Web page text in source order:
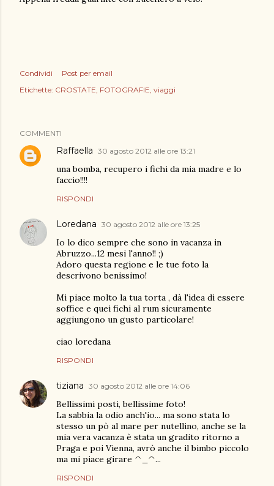
Condividi
Post per email
Etichette: CROSTATE FOTOGRAFIE viaggi
COMMENTI
Raffaella 30 agosto 2012 alle ore 13:21
una bomba, recupero i fichi da mia madre e lo
faccio!!!!
RISPONDI
Loredana 30 agosto 2012 alle ore 13:25
Io lo dico sempre che sono in vacanza in
Abruzzo...12 mesi l'anno!! ;)
Adoro questa regione e le tue foto la
descrivono benissimo!
Mi piace molto la tua torta , dà l'idea di essere
soffice e quei fichi al rum sicuramente
aggiungono un gusto particolare!
ciao loredana
RISPONDI
tiziana 30 agosto 2012 alle ore 14:06
Bellissimi posti, bellissime foto!
La sabbia la odio anch'io... ma sono stata lo
stesso un pò al mare per nutellino, anche se la
mia vera vacanza è stata un gradito ritorno a
Praga e poi Vienna, avrò anche il bimbo piccolo
ma mi piace girare ^_^...
RISPONDI